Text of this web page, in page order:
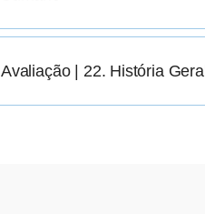
Avaliação | 22. História Geral